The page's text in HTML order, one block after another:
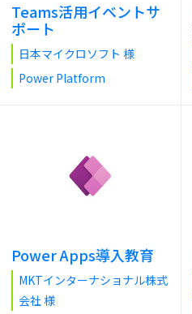
Teams活用イベントサ
ポート
日本マイクロソフト 様
Power Platform
Power Apps導入教育
MKTインターナショナル株式
会社 様